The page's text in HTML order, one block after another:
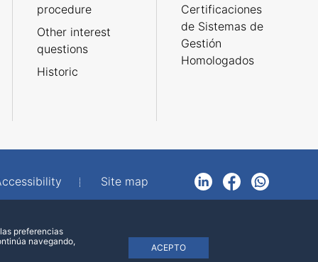
procedure
Other interest
questions
Historic
Certificaciones
de Sistemas de
Gestión
Homologados
Site map
LinkedInFacebookWhatsApp
preferencias
navegando,
ACEPTO